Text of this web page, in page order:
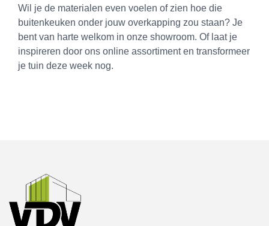
Wil je de materialen even voelen of zien hoe die
buitenkeuken onder jouw overkapping zou staan? Je
bent van harte welkom in onze showroom. Of laat je
inspireren door ons online assortiment en transformeer
je tuin deze week nog.